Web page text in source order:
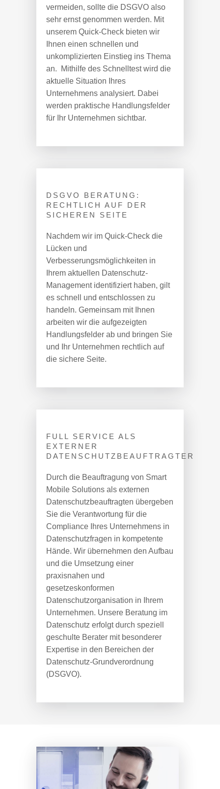
vermeiden, sollte die DSGVO also
sehr ernst genommen werden. Mit
unserem Quick-Check bieten wir
Ihnen einen schnellen und
unkomplizierten Einstieg ins Thema
an. Mithilfe des Schnelltest wird die
aktuelle Situation Ihres
Unternehmens analysiert. Dabei
werden praktische Handlungsfelder
für Ihr Unternehmen sichtbar.
DSGVO BERATUNG:
RECHTLICH AUF DER
SICHEREN SEITE
Nachdem wir im Quick-Check die
Lücken und
Verbesserungsmöglichkeiten in
Ihrem aktuellen Datenschutz-
Management identifiziert haben, gilt
es schnell und entschlossen zu
handeln. Gemeinsam mit Ihnen
arbeiten wir die aufgezeigten
Handlungsfelder ab und bringen Sie
und Ihr Unternehmen rechtlich auf
die sichere Seite.
FULL SERVICE ALS
EXTERNER
DATENSCHUTZBEAUFTRAGTER
Durch die Beauftragung von Smart
Mobile Solutions als externen
Datenschutzbeauftragten übergeben
Sie die Verantwortung für die
Compliance Ihres Unternehmens in
Datenschutzfragen in kompetente
Hände. Wir übernehmen den Aufbau
und die Umsetzung einer
praxisnahen und
gesetzeskonformen
Datenschutzorganisation in Ihrem
Unternehmen. Unsere Beratung im
Datenschutz erfolgt durch speziell
geschulte Berater mit besonderer
Expertise in den Bereichen der
Datenschutz-Grundverordnung
(DSGVO).